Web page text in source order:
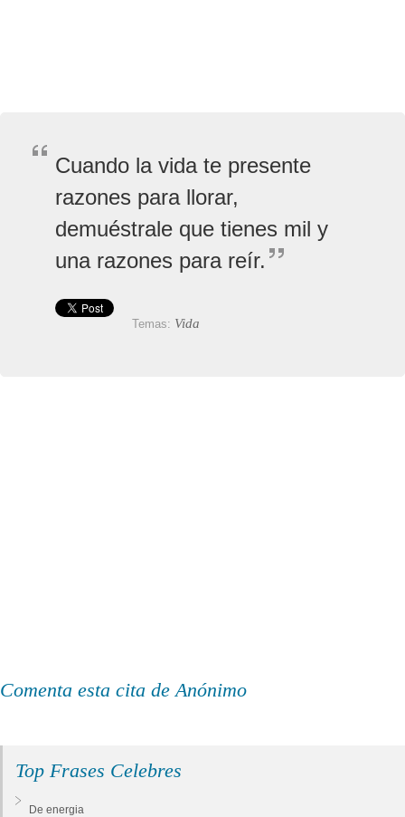
Cuando la vida te presente
razones para llorar,
demuéstrale que tienes mil y
una razones para reír.
Temas: Vida
Comenta esta cita de Anónimo
Top Frases Celebres
De energia